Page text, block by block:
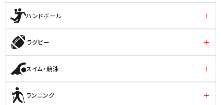
ハンドボール
ラグビー
スイム・競泳
ランニング